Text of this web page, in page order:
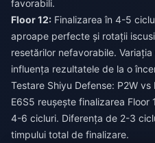
favorabili.
Floor 12: Finalizarea în 4-5
aproape perfecte și rotații
resetărilor nefavorabile.
influența rezultatele de la o
Testare Shiyu Defense: P2W vs
E6S5 reușește finalizarea
4-6 cicluri. Diferența de 2-3
timpului total de finalizare.